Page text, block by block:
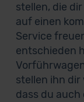
stellen, die
auf einen
Service
entschieden
stellen ihn dir
dass du